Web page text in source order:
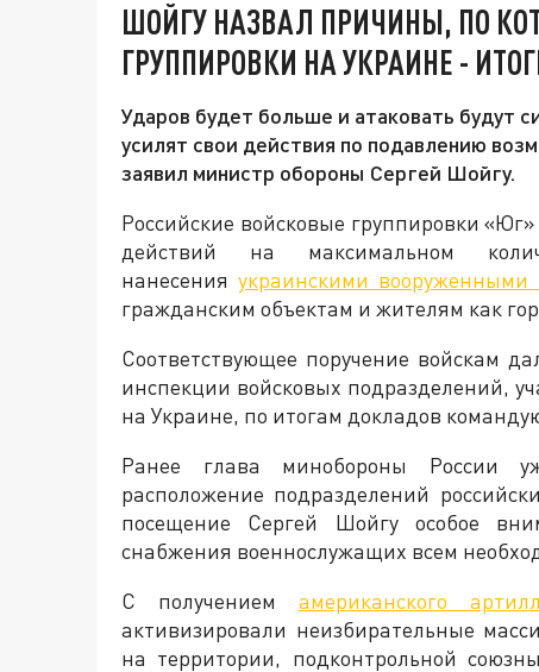
ШОЙГУ НАЗВАЛ ПРИЧИНЫ, ПО
ГРУППИРОВКИ НА УКРАИНЕ -
Ударов будет больше и атаковать будут
усилят свои действия по подавлению
заявил министр обороны Сергей Шойгу.
Российские войсковые группировки
действий на максимальном
нанесенияукраинскими
гражданским объектам и жителям как
Соответствующее поручение войскам
инспекции войсковых подразделений,
на Украине, по итогам докладов
Ранее глава минобороны России
расположение подразделений
посещение Сергей Шойгу особое
снабжения военнослужащих всем
С получением американского
активизировали неизбирательные
на территории, подконтрольной